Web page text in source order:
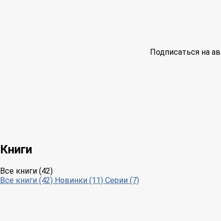
Подписаться на
Книги
Все книги (42)
Все книги (42) Новинки (11) Серии (7)